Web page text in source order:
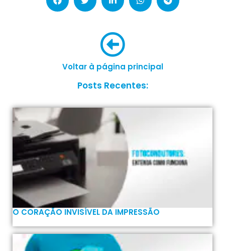
Voltar à página principal
Posts Recentes:
O CORAÇÃO INVISÍVEL DA IMPRESSÃO